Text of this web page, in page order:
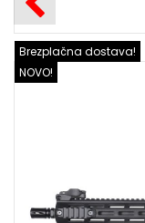
NOVO!
Brezplačna dostava!